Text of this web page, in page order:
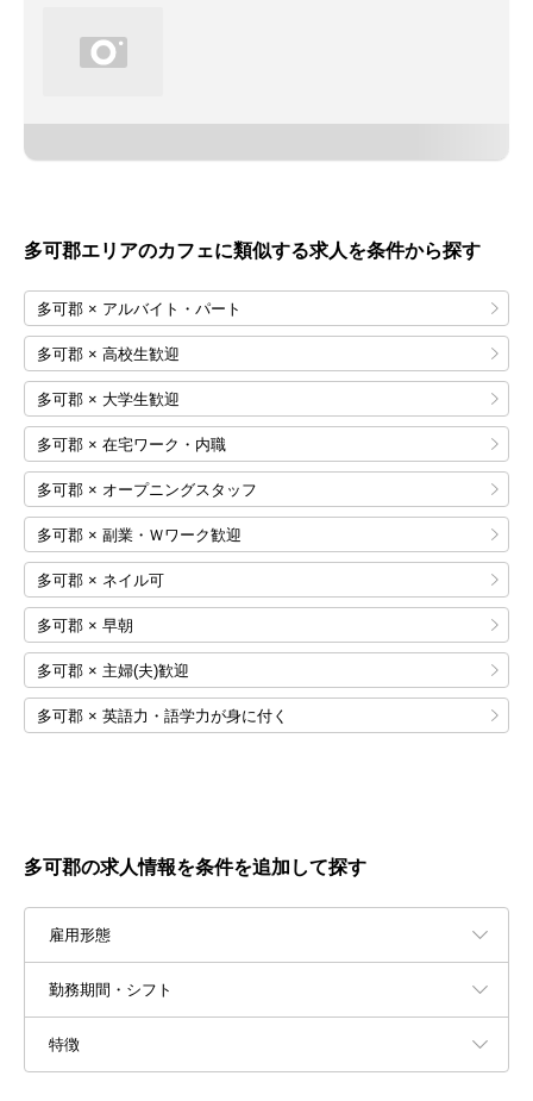
多可郡エリアのカフェに類似する求人を条件から探す
多可郡 × アルバイト・パート
多可郡 × 高校生歓迎
多可郡 × 大学生歓迎
多可郡 × 在宅ワーク・内職
多可郡 × オープニングスタッフ
多可郡 × 副業・Ｗワーク歓迎
多可郡 × ネイル可
多可郡 × 早朝
多可郡 × 主婦(夫)歓迎
多可郡 × 英語力・語学力が身に付く
多可郡の求人情報を条件を追加して探す
雇用形態
勤務期間・シフト
特徴